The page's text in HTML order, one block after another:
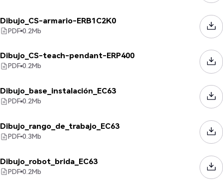
Dibujo_CS-armario-ERB1C2K0
PDF 0.2Mb
Dibujo_CS-teach-pendant-ERP400
PDF 0.2Mb
Dibujo_base_instalación_EC63
PDF 0.2Mb
Dibujo_rango_de_trabajo_EC63
PDF 0.3Mb
Dibujo_robot_brida_EC63
PDF 0.2Mb